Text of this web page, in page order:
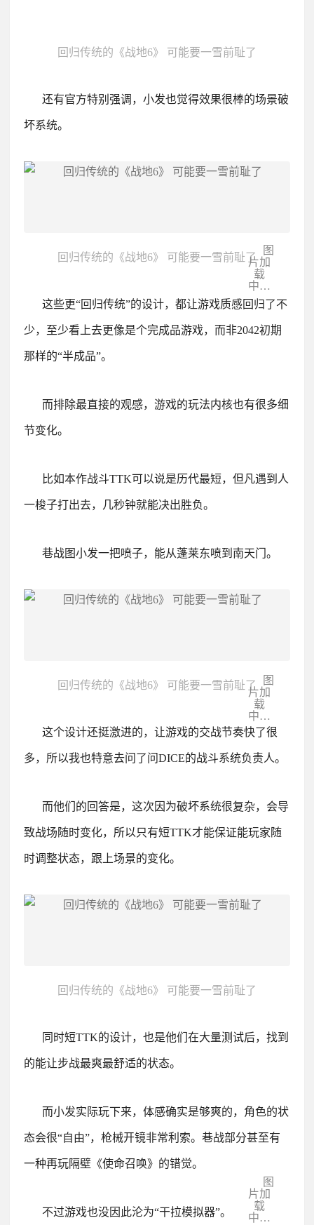
回归传统的《战地6》 可能要一雪前耻了
还有官方特别强调，小发也觉得效果很棒的场景破
坏系统。
图
片加
载
中…
回归传统的《战地6》 可能要一雪前耻了
这些更“回归传统”的设计，都让游戏质感回归了不
少，至少看上去更像是个完成品游戏，而非2042初期
那样的“半成品”。
而排除最直接的观感，游戏的玩法内核也有很多细
节变化。
比如本作战斗TTK可以说是历代最短，但凡遇到人
一梭子打出去，几秒钟就能决出胜负。
巷战图小发一把喷子，能从蓬莱东喷到南天门。
图
片加
载
中…
回归传统的《战地6》 可能要一雪前耻了
这个设计还挺激进的，让游戏的交战节奏快了很
多，所以我也特意去问了问DICE的战斗系统负责人。
而他们的回答是，这次因为破坏系统很复杂，会导
致战场随时变化，所以只有短TTK才能保证能玩家随
时调整状态，跟上场景的变化。
图
片加
载
中…
回归传统的《战地6》 可能要一雪前耻了
同时短TTK的设计，也是他们在大量测试后，找到
的能让步战最爽最舒适的状态。
而小发实际玩下来，体感确实是够爽的，角色的状
态会很“自由”，枪械开镜非常利索。巷战部分甚至有
一种再玩隔壁《使命召唤》的错觉。
不过游戏也没因此沦为“干拉模拟器”。